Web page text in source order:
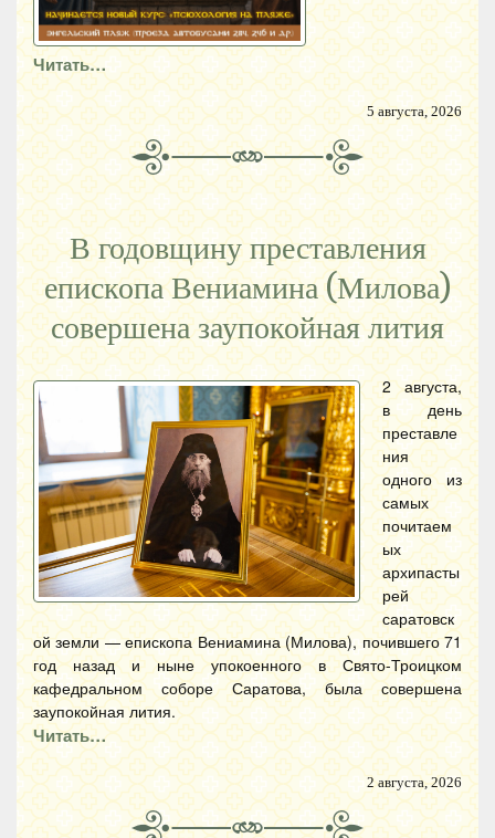
Читать…
5 августа, 2026
В годовщину преставления
епископа Вениамина (Милова)
совершена заупокойная лития
2 августа,
в день
преставле
ния
одного из
самых
почитаем
ых
архипасты
рей
саратовск
ой земли — епископа Вениамина (Милова), почившего 71
год назад и ныне упокоенного в Свято-Троицком
кафедральном соборе Саратова, была совершена
заупокойная лития.
Читать…
2 августа, 2026